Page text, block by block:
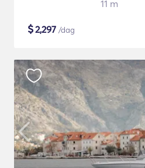
11 m
$2,297 /dag